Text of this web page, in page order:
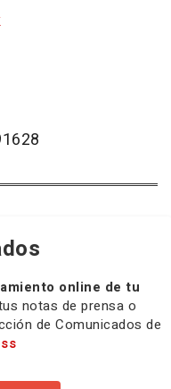
online de tu
notas de prensa o
de Comunicados de